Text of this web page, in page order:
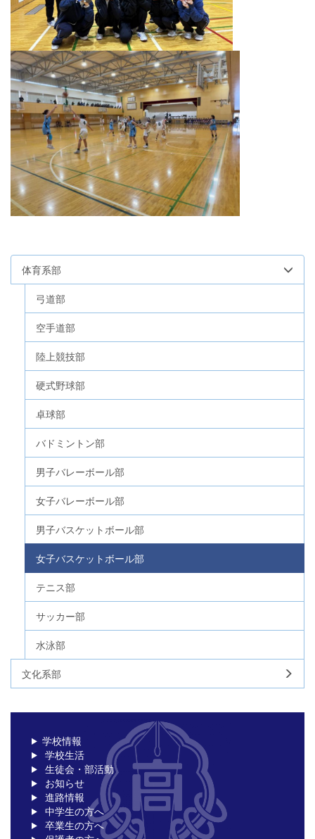
体育系部
弓道部
空手道部
陸上競技部
硬式野球部
卓球部
バドミントン部
男子バレーボール部
女子バレーボール部
男子バスケットボール部
女子バスケットボール部
テニス部
サッカー部
水泳部
文化系部
学校情報
学校生活
生徒会・部活動
お知らせ
進路情報
中学生の方へ
卒業生の方へ